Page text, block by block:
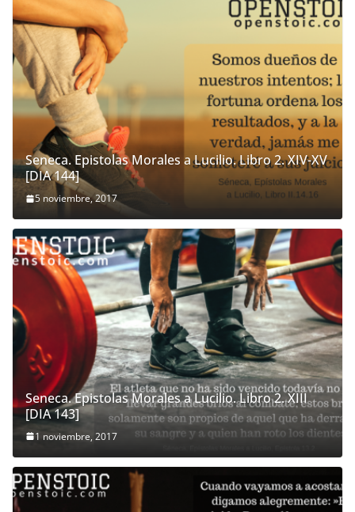
Seneca. Epistolas Morales a Lucilio. Libro 2. XIV-XV
[DIA 144]
5 noviembre, 2017
Seneca. Epistolas Morales a Lucilio. Libro 2. XIII
[DIA 143]
1 noviembre, 2017